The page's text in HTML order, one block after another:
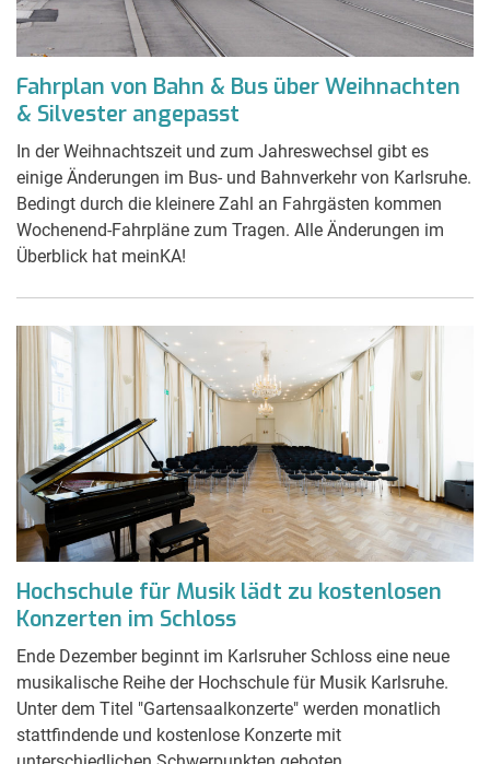
Fahrplan von Bahn & Bus über Weihnachten
& Silvester angepasst
In der Weihnachtszeit und zum Jahreswechsel gibt es
einige Änderungen im Bus- und Bahnverkehr von Karlsruhe.
Bedingt durch die kleinere Zahl an Fahrgästen kommen
Wochenend-Fahrpläne zum Tragen. Alle Änderungen im
Überblick hat meinKA!
Hochschule für Musik lädt zu kostenlosen
Konzerten im Schloss
Ende Dezember beginnt im Karlsruher Schloss eine neue
musikalische Reihe der Hochschule für Musik Karlsruhe.
Unter dem Titel "Gartensaalkonzerte" werden monatlich
stattfindende und kostenlose Konzerte mit